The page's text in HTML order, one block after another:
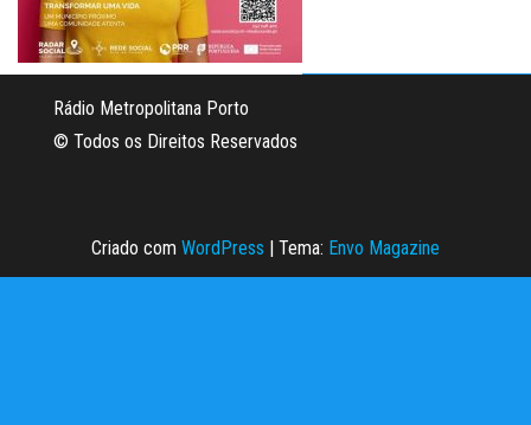
Rádio Metropolitana Porto
© Todos os Direitos Reservados
Criado com WordPress | Tema: Envo Magazine